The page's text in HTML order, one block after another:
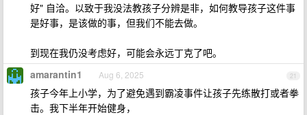
好" 自洽。以致于我没法教孩子分辨是非，如何教导孩子这件事
是好事，是该做的事，但我们不能去做。
到现在我仍没考虑好，可能会永远丁克了吧。
21
amarantin1 Aug 6, 2025
孩子今年上小学，为了避免遇到霸凌事件让孩子先练散打或者拳
击。我下半年开始健身，